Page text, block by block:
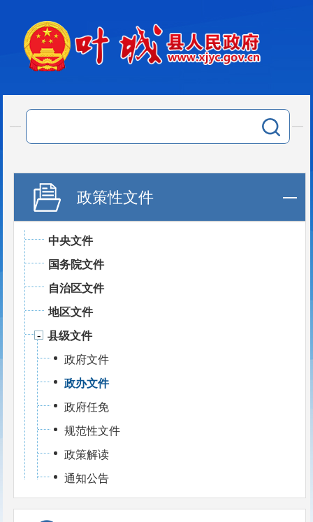
政策性文件
中央文件
国务院文件
自治区文件
地区文件
县级文件
政府文件
政办文件
政府任免
规范性文件
政策解读
通知公告